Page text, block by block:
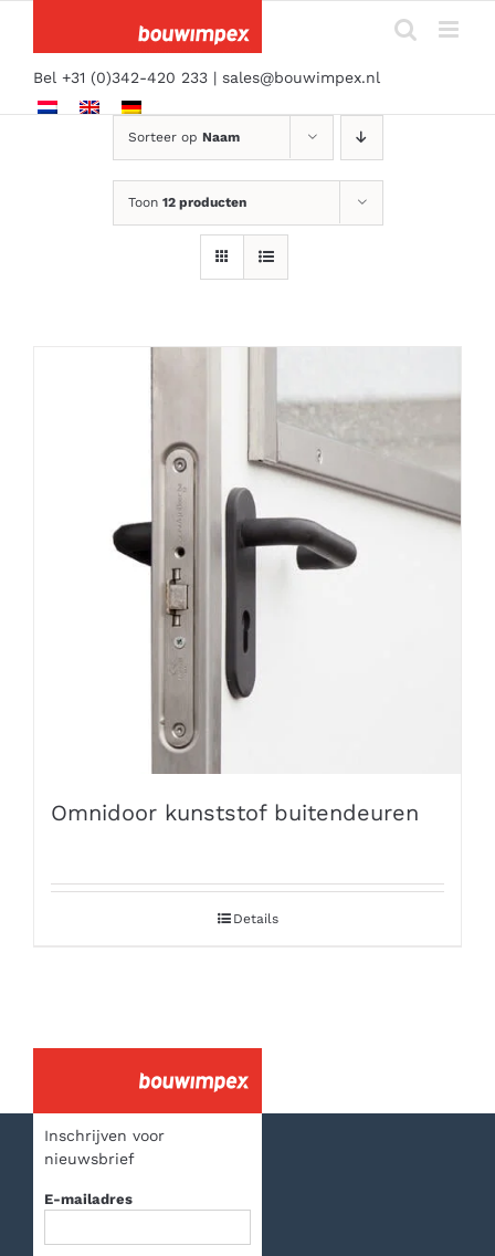
inhoud
Bel +31 (0)342-420 233 | sales@bouwimpex.nl
Sorteer op Naam
Toon 12 producten
Omnidoor kunststof buitendeuren
Details
Inschrijven voor
nieuwsbrief
E-mailadres